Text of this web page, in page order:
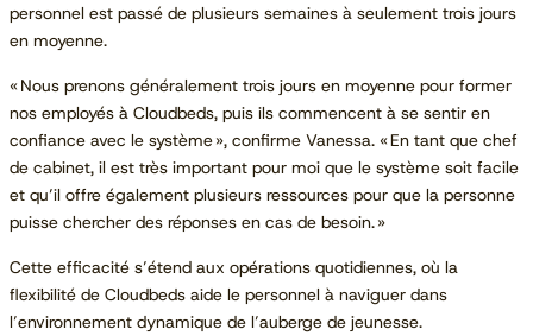
personnel est passé de plusieurs semaines à seulement trois jours
en moyenne.
« Nous prenons généralement trois jours en moyenne pour former
nos employés à Cloudbeds, puis ils commencent à se sentir en
confiance avec le système », confirme Vanessa. « En tant que chef
de cabinet, il est très important pour moi que le système soit facile
et qu’il offre également plusieurs ressources pour que la personne
puisse chercher des réponses en cas de besoin. »
Cette efficacité s’étend aux opérations quotidiennes, où la
flexibilité de Cloudbeds aide le personnel à naviguer dans
l’environnement dynamique de l’auberge de jeunesse.